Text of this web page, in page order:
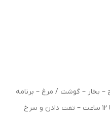
– بخار – گوشت / مرغ – برنامه
دستی / پخت آرام با دمای کم و زیاد تا ۱۲ ساعت – تفت دادن و سرخ